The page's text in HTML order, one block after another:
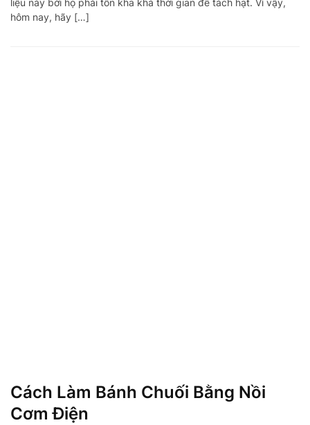
liệu này bởi họ phải tốn kha khá thời gian để tách hạt. Vì vậy,
hôm nay, hãy […]
Cách Làm Bánh Chuối Bằng Nồi
Cơm Điện